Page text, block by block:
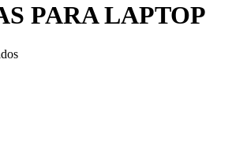
PARA LAPTOP
Ordenado